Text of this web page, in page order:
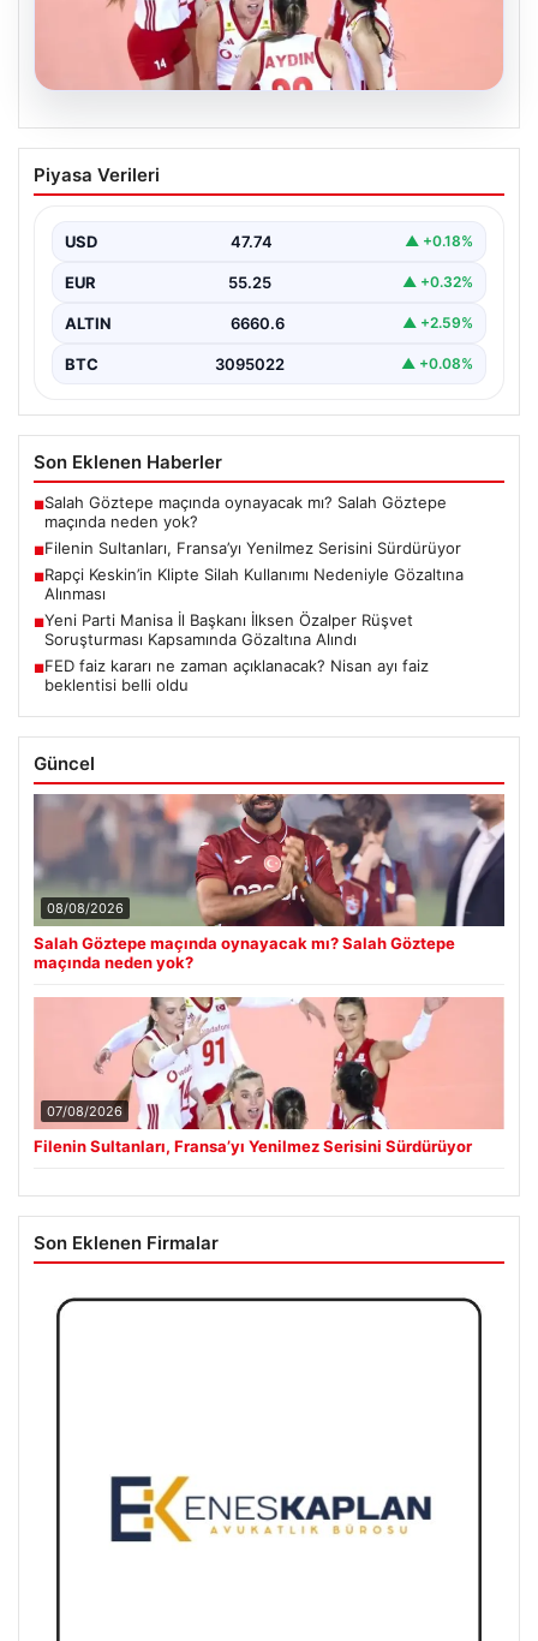
Filenin Sultanları, Fransa’yı Yenilmez
Serisini Sürdürüyor
öncesinde yaptığı hazırlık maçlarında gösterdiği üstün
performansla…
Piyasa Verileri
USD 47.74 ▲ +0.18%
EUR 55.25 ▲ +0.32%
ALTIN 6660.6 ▲ +2.59%
BTC 3095022 ▲ +0.08%
Son Eklenen Haberler
■Salah Göztepe maçında oynayacak mı? Salah Göztepe
maçında neden yok?
■Filenin Sultanları, Fransa’yı Yenilmez Serisini Sürdürüyor
■Rapçi Keskin’in Klipte Silah Kullanımı Nedeniyle Gözaltına
Alınması
■Yeni Parti Manisa İl Başkanı İlksen Özalper Rüşvet
Soruşturması Kapsamında Gözaltına Alındı
■FED faiz kararı ne zaman açıklanacak? Nisan ayı faiz
beklentisi belli oldu
Güncel
08/08/2026
Salah Göztepe maçında oynayacak mı? Salah Göztepe
maçında neden yok?
07/08/2026
Filenin Sultanları, Fransa’yı Yenilmez Serisini Sürdürüyor
Son Eklenen Firmalar